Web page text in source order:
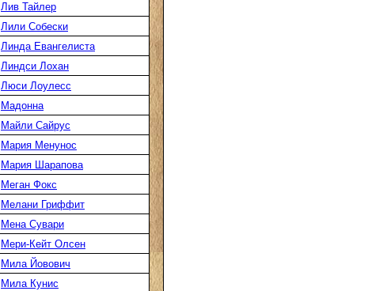
Лив Тайлер
Лили Собески
Линда Евангелиста
Линдси Лохан
Люси Лоулесс
Мадонна
Майли Сайрус
Мария Менунос
Мария Шарапова
Меган Фокс
Мелани Гриффит
Мена Сувари
Мери-Кейт Олсен
Мила Йовович
Мила Кунис